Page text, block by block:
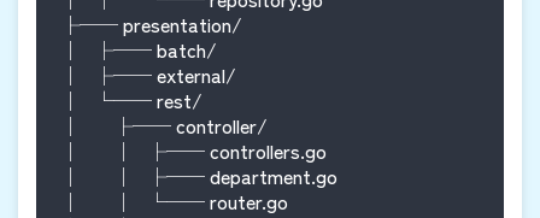
├── presentation/
│   ├── batch/
│   ├── external/
│   └── rest/
│       ├── controller/
│       │   ├── controllers.go
│       │   ├── department.go
│       │   └── router.go